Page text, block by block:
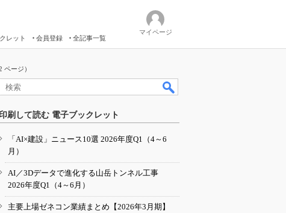
レット 会員登録 全記事一覧
マイページ
ージ）
印刷して読む 電子ブックレット
「AI×建設」ニュース10選 2026年度Q1（4～6
月）
AI／3Dデータで進化する山岳トンネル工事
2026年度Q1（4～6月）
主要上場ゼネコン業績まとめ【2026年3月期】